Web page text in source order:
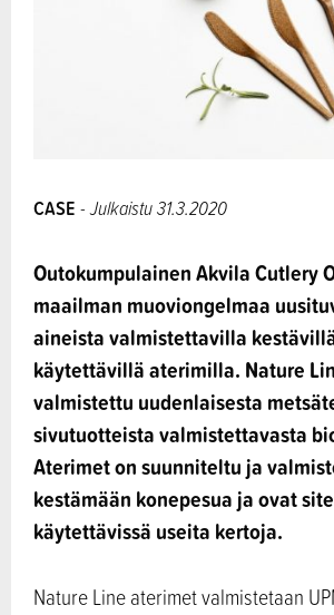
CASE - Julkaistu 31.3.2020
Outokumpulainen Akvila Cutlery
maailman muoviongelmaa
aineista valmistettavilla
käytettävillä aterimilla. Nature
valmistettu uudenlaisesta
sivutuotteista valmistettavasta
Aterimet on suunniteltu ja
kestämään konepesua ja ovat
käytettävissä useita kertoja.
Nature Line aterimet valmistetaan